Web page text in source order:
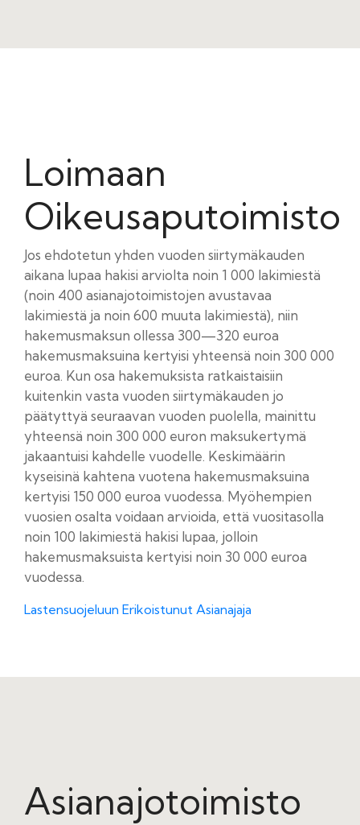
Loimaan
Oikeusaputoimisto
Jos ehdotetun yhden vuoden siirtymäkauden
aikana lupaa hakisi arviolta noin 1 000 lakimiestä
(noin 400 asianajotoimistojen avustavaa
lakimiestä ja noin 600 muuta lakimiestä), niin
hakemusmaksun ollessa 300—320 euroa
hakemusmaksuina kertyisi yhteensä noin 300 000
euroa. Kun osa hakemuksista ratkaistaisiin
kuitenkin vasta vuoden siirtymäkauden jo
päätyttyä seuraavan vuoden puolella, mainittu
yhteensä noin 300 000 euron maksukertymä
jakaantuisi kahdelle vuodelle. Keskimäärin
kyseisinä kahtena vuotena hakemusmaksuina
kertyisi 150 000 euroa vuodessa. Myöhempien
vuosien osalta voidaan arvioida, että vuositasolla
noin 100 lakimiestä hakisi lupaa, jolloin
hakemusmaksuista kertyisi noin 30 000 euroa
vuodessa.
Lastensuojeluun Erikoistunut Asianajaja
Asianajotoimisto